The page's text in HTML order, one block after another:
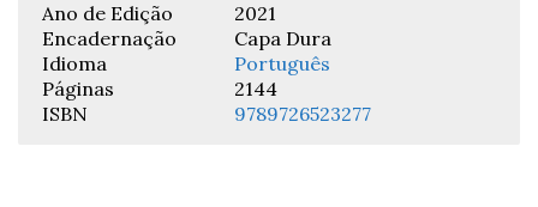
Ano de Edição
2021
Encadernação
Capa Dura
Idioma
Português
Páginas
2144
ISBN
9789726523277